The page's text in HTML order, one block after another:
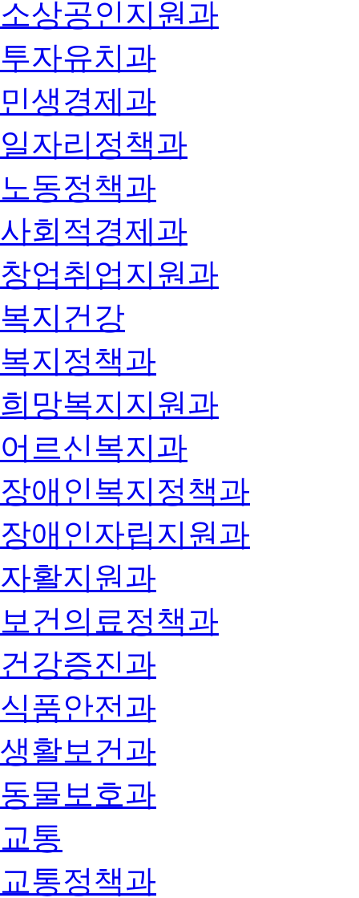
소상공인지원과
투자유치과
민생경제과
일자리정책과
노동정책과
사회적경제과
창업취업지원과
복지건강
복지정책과
희망복지지원과
어르신복지과
장애인복지정책과
장애인자립지원과
자활지원과
보건의료정책과
건강증진과
식품안전과
생활보건과
동물보호과
교통
교통정책과